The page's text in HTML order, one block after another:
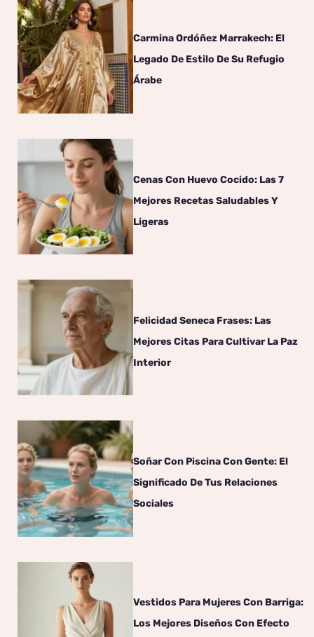
Carmina Ordóñez Marrakech: El
Legado De Estilo De Su Refugio
Árabe
Cenas Con Huevo Cocido: Las 7
Mejores Recetas Saludables Y
Ligeras
Felicidad Seneca Frases: Las
Mejores Citas Para Cultivar La Paz
Interior
Soñar Con Piscina Con Gente: El
Significado De Tus Relaciones
Sociales
Vestidos Para Mujeres Con Barriga:
Los Mejores Diseños Con Efecto